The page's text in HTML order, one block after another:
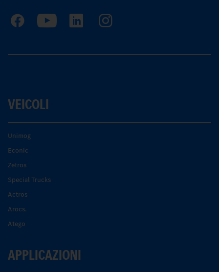
VEICOLI
Unimog
Econic
Zetros
Special Trucks
Actros
Arocs.
Atego
APPLICAZIONI